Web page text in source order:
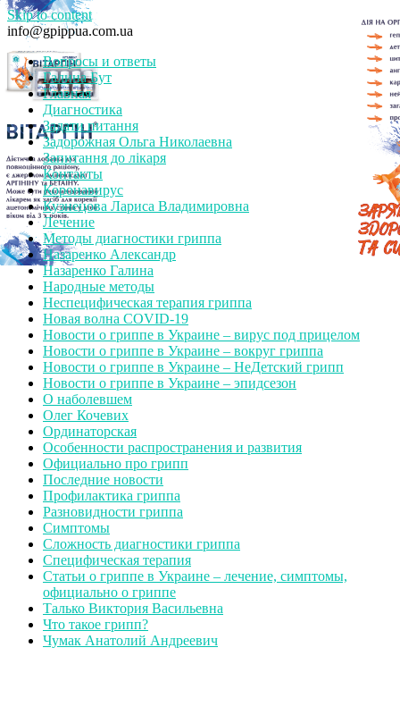
Skip to content
info@gpippua.com.ua
Вопросы и ответы
Галина Бут
Главная
Диагностика
Задати питання
Задорожная Ольга Николаевна
Запитання до лікаря
Контакты
Коронавирус
Кузнецова Лариса Владимировна
Лечение
Методы диагностики гриппа
Назаренко Александр
Назаренко Галина
Народные методы
Неспецифическая терапия гриппа
Новая волна COVID-19
Новости о гриппе в Украине – вирус под прицелом
Новости о гриппе в Украине – вокруг гриппа
Новости о гриппе в Украине – НеДетский грипп
Новости о гриппе в Украине – эпидсезон
О наболевшем
Олег Кочевих
Ординаторская
Особенности распространения и развития
Официально про грипп
Последние новости
Профилактика гриппа
Разновидности гриппа
Симптомы
Сложность диагностики гриппа
Специфическая терапия
Статьи о гриппе в Украине – лечение, симптомы,
официально о гриппе
Талько Виктория Васильевна
Что такое грипп?
Чумак Анатолий Андреевич